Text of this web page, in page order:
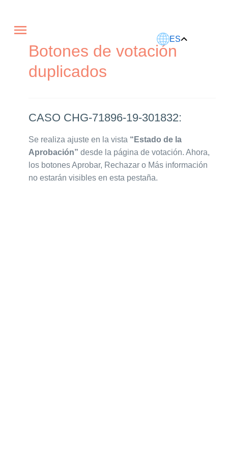
ES
Botones de votación
duplicados
CASO CHG-71896-19-301832:
Se realiza ajuste en la vista “Estado de la
Aprobación” desde la página de votación. Ahora,
los botones Aprobar, Rechazar o Más información
no estarán visibles en esta pestaña.